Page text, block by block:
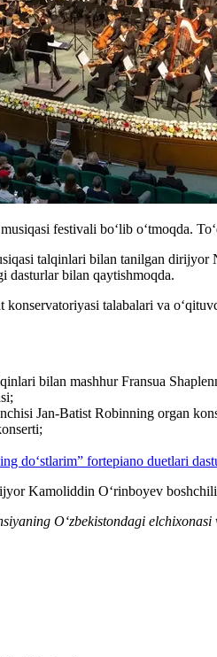
festivali bo‘lib o‘tmoqda.
talqinlari bilan tanilgan
dasturlar bilan qaytishmoqda.
konservatoriyasi talabalari va
bilan mashhur Fransua
Jan-Batist Robinning organ
do‘stlarim” fortepiano duetlari
Kamoliddin O‘rinboyev
O‘zbekistondagi